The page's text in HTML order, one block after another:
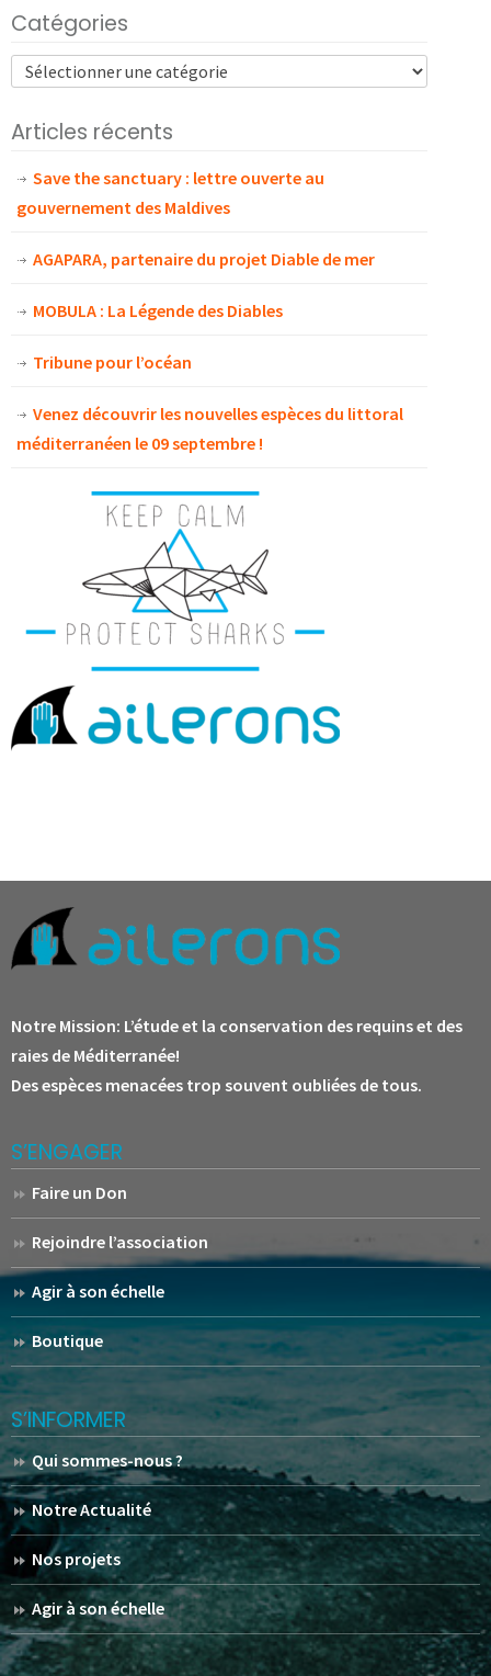
Catégories
Articles récents
Save the sanctuary : lettre ouverte au
gouvernement des Maldives
AGAPARA, partenaire du projet Diable de mer
MOBULA : La Légende des Diables
Tribune pour l’océan
Venez découvrir les nouvelles espèces du littoral
méditerranéen le 09 septembre !
Notre Mission: L’étude et la conservation des requins et des
raies de Méditerranée!
Des espèces menacées trop souvent oubliées de tous.
S’ENGAGER
Faire un Don
Rejoindre l’association
Agir à son échelle
Boutique
S’INFORMER
Qui sommes-nous ?
Notre Actualité
Nos projets
Agir à son échelle